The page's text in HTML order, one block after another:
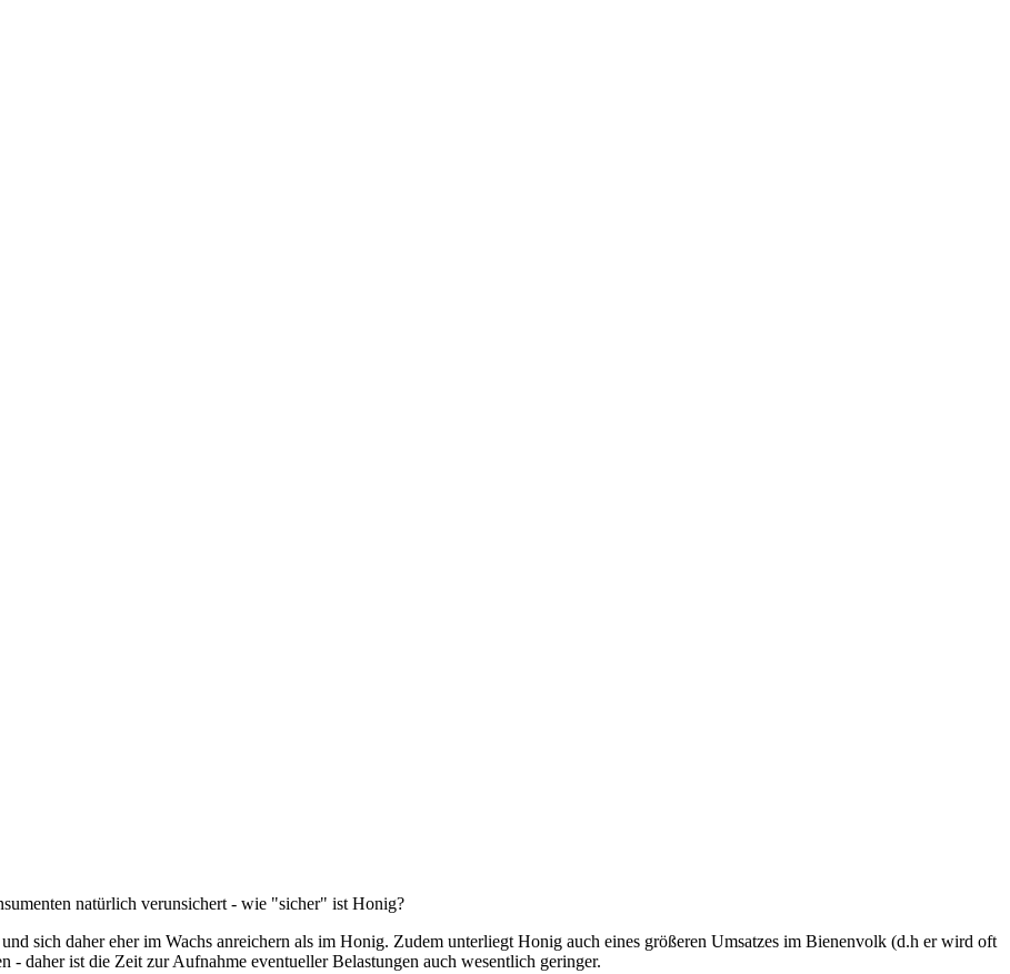
natürlich verunsichert - wie "sicher" ist Honig?
sich daher eher im Wachs anreichern als im Honig. Zudem unterliegt Honig auch eines größeren Umsatzes im Bienenvolk (d.h er wird oft
- daher ist die Zeit zur Aufnahme eventueller Belastungen auch wesentlich geringer.